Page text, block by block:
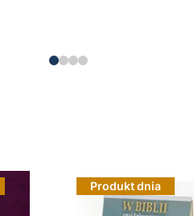
Produkt dnia